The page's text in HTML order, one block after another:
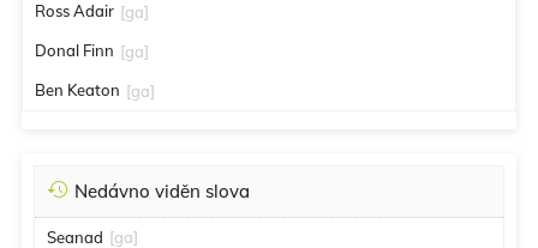
Ross Adair [ga]
Donal Finn [ga]
Ben Keaton [ga]
Nedávno viděn slova
Seanad [ga]